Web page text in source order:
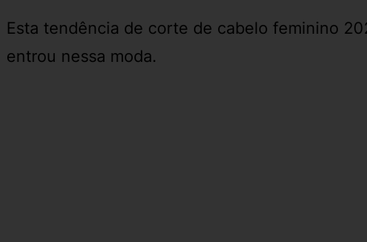
Esta tendência de corte de cabelo feminino
entrou nessa moda.